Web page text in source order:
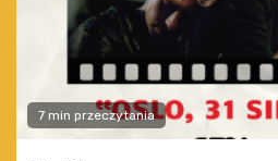
7 min przeczytania